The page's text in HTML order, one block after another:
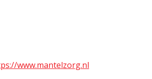
www.mantelzorg.nl